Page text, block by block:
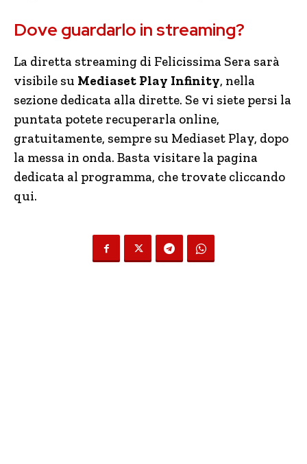
Dove guardarlo in streaming?
La diretta streaming di Felicissima Sera sarà
visibile su Mediaset Play Infinity, nella
sezione dedicata alla dirette. Se vi siete persi la
puntata potete recuperarla online,
gratuitamente, sempre su Mediaset Play, dopo
la messa in onda. Basta visitare la pagina
dedicata al programma, che trovate cliccando
qui.